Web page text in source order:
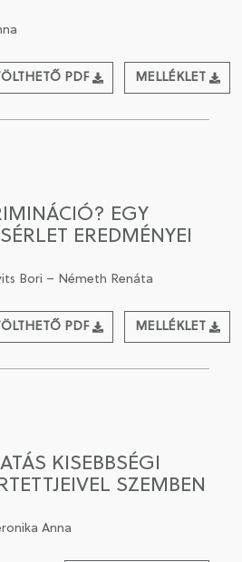
PDF MELLÉKLET
EGY
EREDMÉNYEI
Bori – Németh Renáta
PDF MELLÉKLET
KISEBBSÉGI
SZEMBEN
Anna